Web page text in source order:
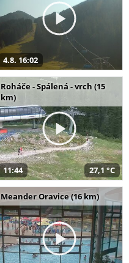
4.8. 16:02
Roháče - Spálená - vrch (15
km)
11:44 27,1 °C
Meander Oravice (16 km)